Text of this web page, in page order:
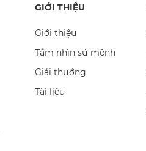
GIỚI THIỆU
Giới thiệu
Tầm nhìn sứ mệnh
Giải thưởng
Tài liệu